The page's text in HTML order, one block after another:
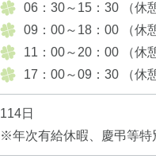
06：30～15：30 （休
09：00～18：00 （休
11：00～20：00 （休
17：00～09：30 （休
114日
※年次有給休暇、慶弔等特